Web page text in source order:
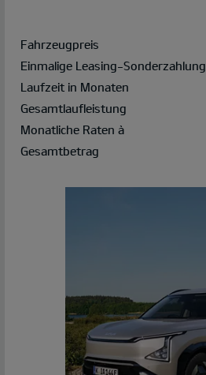
Fahrzeugpreis
Einmalige Leasing-Sonderzahlung
Laufzeit in Monaten
Gesamtlaufleistung
Monatliche Raten à
Gesamtbetrag